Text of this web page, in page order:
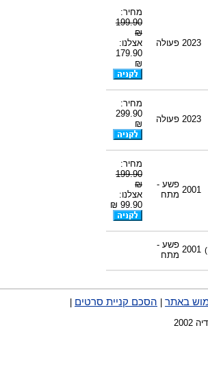
2023 פעולה
מחיר:
199.90
₪
אצלנו:
179.90
₪
2023 פעולה
מחיר:
299.90
₪
2001
פשע -
מתח
מחיר:
199.90
₪
אצלנו:
99.90 ₪
2001 פשע -
מתח
באתר הסכם קניית סרטים